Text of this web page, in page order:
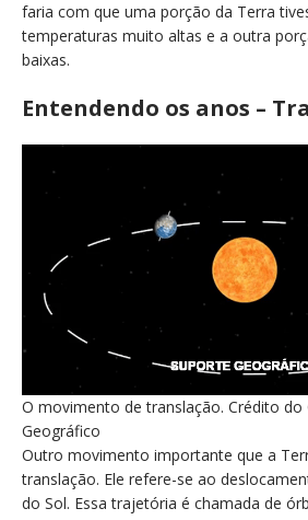
faria com que uma porção da Terra
temperaturas muito altas e a outra
baixas.
Entendendo os anos –
O movimento de translação. Crédito do
Geográfico
Outro movimento importante que a
translação. Ele refere-se ao
do Sol. Essa trajetória é chamada de